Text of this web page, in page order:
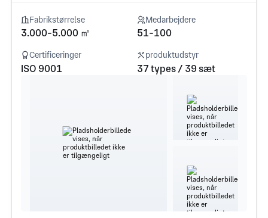
Fabrikstørrelse
3.000-5.000 ㎡
Medarbejdere
51-100
Certificeringer
ISO 9001
produktudstyr
37 types / 39 sæt